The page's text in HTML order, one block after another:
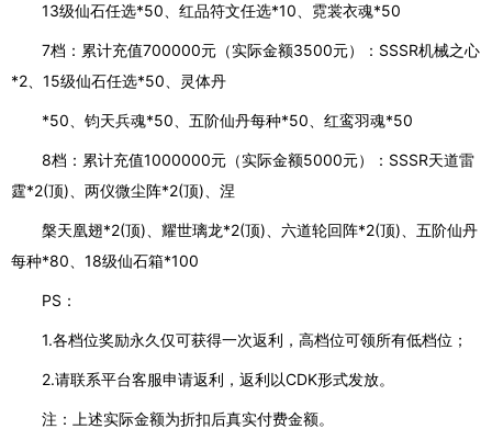
13级仙石任选*50、红品符文任选*10、霓裳衣魂*50
7档：累计充值700000元（实际金额3500元）：SSSR机械之心
*2、15级仙石任选*50、灵体丹
*50、钧天兵魂*50、五阶仙丹每种*50、红鸾羽魂*50
8档：累计充值1000000元（实际金额5000元）：SSSR天道雷
霆*2(顶)、两仪微尘阵*2(顶)、涅
槃天凰翅*2(顶)、耀世璃龙*2(顶)、六道轮回阵*2(顶)、五阶仙丹
每种*80、18级仙石箱*100
PS：
1.各档位奖励永久仅可获得一次返利，高档位可领所有低档位；
2.请联系平台客服申请返利，返利以CDK形式发放。
注：上述实际金额为折扣后真实付费金额。